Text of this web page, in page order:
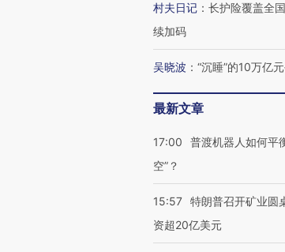
村夫日记 ： 长护险覆盖全
续加码
吴晓波 ： “沉睡”的10万亿
最新文章
17:00
普渡机器人如何平
空”？
15:57 特朗普召开矿业圆
资超20亿美元